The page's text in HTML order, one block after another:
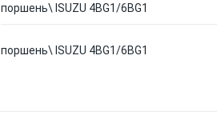
поршень\ ISUZU 4BG1/6BG1
поршень\ ISUZU 4BG1/6BG1